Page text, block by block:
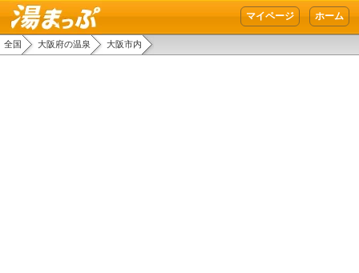
全国 大阪府の温泉 大阪市内
ホーム
マイページ